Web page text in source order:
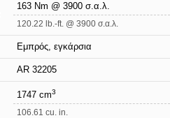
163 Nm @ 3900 σ.α.λ.
120.22 lb.-ft. @ 3900 σ.α.λ.
Εμπρός, εγκάρσια
AR 32205
1747 cm3
106.61 cu. in.